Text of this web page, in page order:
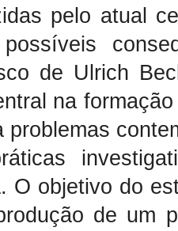
pelo atual
de Ulrich
na
problemas
O objetivo do
de um